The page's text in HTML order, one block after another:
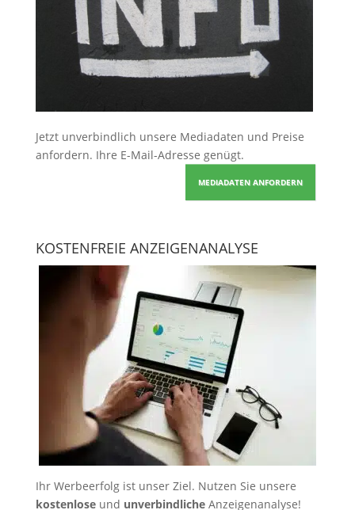
Jetzt unverbindlich unsere Mediadaten und Preise
anfordern. Ihre E-Mail-Adresse genügt.
MEDIADATEN ANFORDERN
KOSTENFREIE ANZEIGENANALYSE
Ihr Werbeerfolg ist unser Ziel. Nutzen Sie unsere
kostenloseund unverbindlicheAnzeigenanalyse!